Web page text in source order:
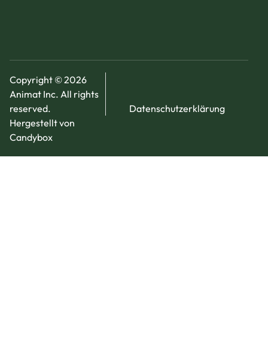
Copyright © 2026
Animat Inc. All rights
reserved.
Hergestellt von
Candybox
Datenschutzerklärung